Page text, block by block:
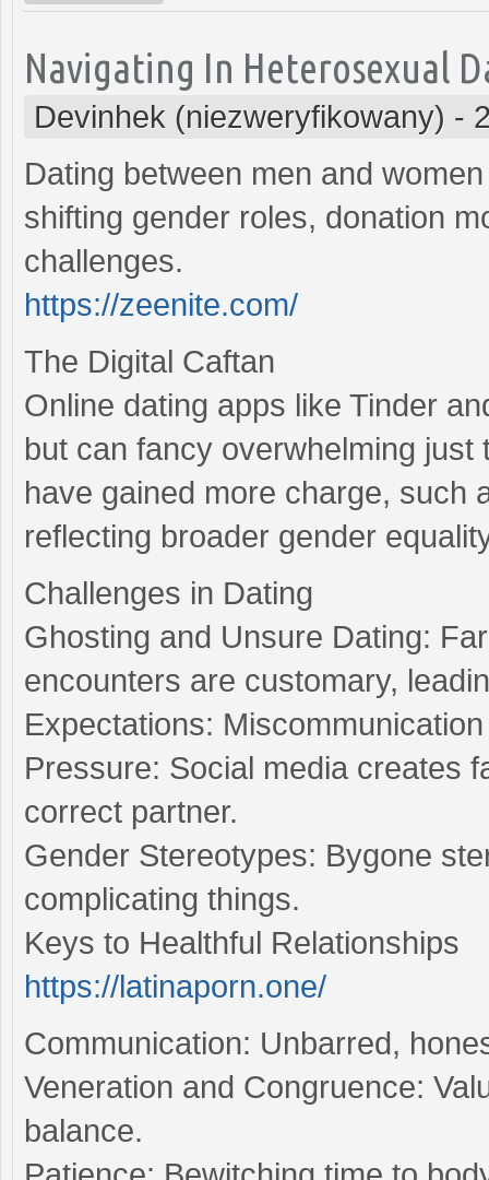
Navigating In Heterosexual
Devinhek (niezweryfikowany) -
Dating between men and
shifting gender roles, donation
challenges.
https://zeenite.com/
The Digital Caftan
Online dating apps like Tinder
but can fancy overwhelming
have gained more charge, such
reflecting broader gender
Challenges in Dating
Ghosting and Unsure Dating:
encounters are customary,
Expectations:
Pressure: Social media creates
correct partner.
Gender Stereotypes: Bygone
complicating things.
Keys to Healthful Relationships
https://latinaporn.one/
Communication: Unbarred,
Veneration and Congruence:
balance.